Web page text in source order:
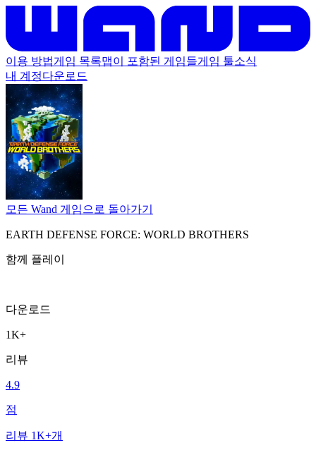
이용 방법게임 목록맵이 포함된 게임들게임 툴소식
내 계정다운로드
모든 Wand 게임으로 돌아가기
EARTH DEFENSE FORCE: WORLD BROTHERS
함께 플레이
다운로드
1K+
리뷰
4.9
점
리뷰 1K+개